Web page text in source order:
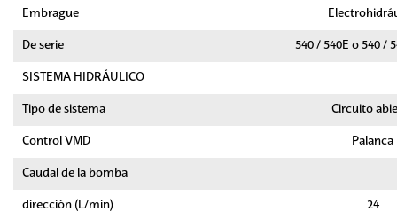
Embrague
De serie 540 / 540E o 540 /
SISTEMA HIDRÁULICO
Tipo de sistema Circuito
Control VMD Palanca
Caudal de la bomba
dirección (L/min) 24